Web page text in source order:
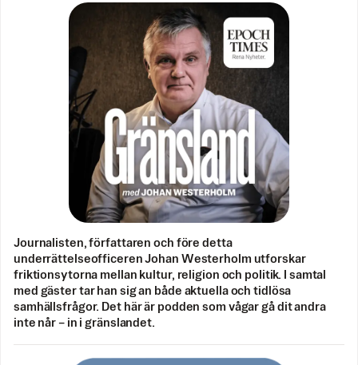
Journalisten, författaren och före detta
underrättelseofficeren Johan Westerholm utforskar
friktionsytorna mellan kultur, religion och politik. I samtal
med gäster tar han sig an både aktuella och tidlösa
samhällsfrågor. Det här är podden som vågar gå dit andra
inte når – in i gränslandet.